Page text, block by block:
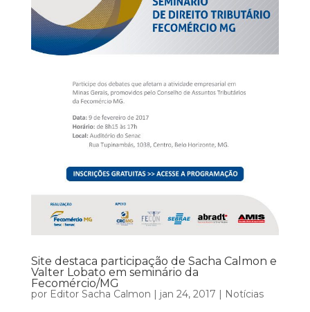
Site destaca participação de Sacha Calmon e
Valter Lobato em seminário da
Fecomércio/MG
por Editor Sacha Calmon | jan 24, 2017 | Notícias